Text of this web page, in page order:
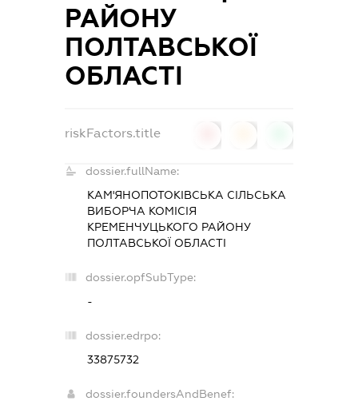
РАЙОНУ
ПОЛТАВСЬКОЇ
ОБЛАСТІ
riskFactors.title
dossier.fullName:
КАМ'ЯНОПОТОКІВСЬКА СІЛЬСЬКА
ВИБОРЧА КОМІСІЯ
КРЕМЕНЧУЦЬКОГО РАЙОНУ
ПОЛТАВСЬКОЇ ОБЛАСТІ
dossier.opfSubType:
-
dossier.edrpo:
33875732
dossier.foundersAndBenef: